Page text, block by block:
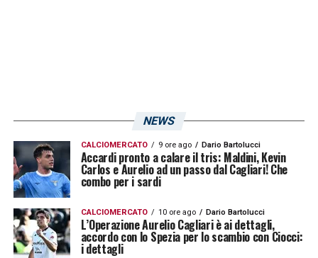
NEWS
CALCIOMERCATO 9 ore ago Dario Bartolucci
Accardi pronto a calare il tris: Maldini, Kevin
Carlos e Aurelio ad un passo dal Cagliari! Che
combo per i sardi
CALCIOMERCATO 10 ore ago Dario Bartolucci
L’Operazione Aurelio Cagliari è ai dettagli,
accordo con lo Spezia per lo scambio con Ciocci:
i dettagli